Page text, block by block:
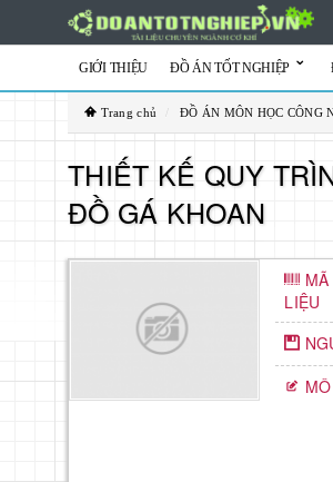
GIỚI THIỆU ĐỒ ÁN TỐT NGHIỆP
Trang chủ ĐỒ ÁN MÔN HỌC CÔNG
THIẾT KẾ QUY
ĐỒ GÁ KHOAN
MÃ
LIỆU